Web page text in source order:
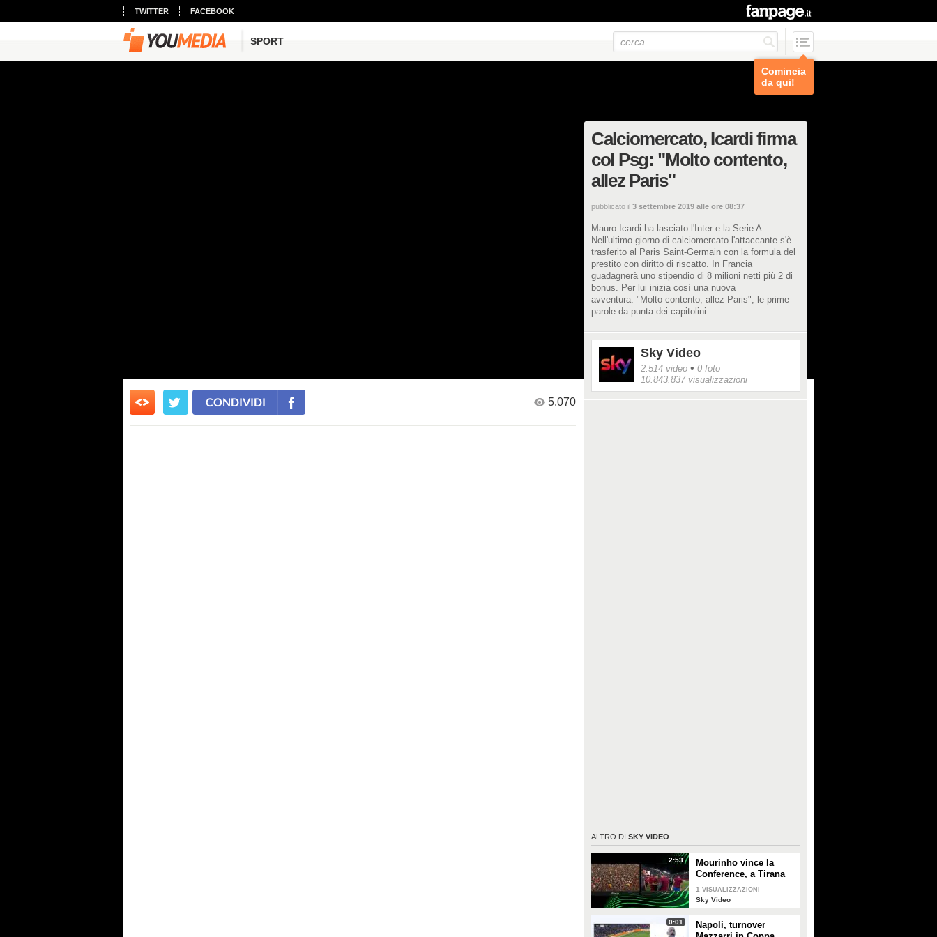
TWITTER FACEBOOK
SPORT
Comincia
da qui!
Calciomercato, Icardi firma
col Psg: "Molto contento,
allez Paris"
pubblicato il 3 settembre 2019 alle ore 08:37
Mauro Icardi ha lasciato l'Inter e la Serie A.
Nell'ultimo giorno di calciomercato l'attaccante s'è
trasferito al Paris Saint-Germain con la formula del
prestito con diritto di riscatto. In Francia
guadagnerà uno stipendio di 8 milioni netti più 2 di
bonus. Per lui inizia così una nuova
avventura: "Molto contento, allez Paris", le prime
parole da punta dei capitolini.
Sky Video
2.514 video • 0 foto
10.843.837 visualizzazioni
ALTRO DI SKY VIDEO
2:53
Mourinho vince la
Conference, a Tirana
risuona "Grazie Roma"
1 VISUALIZZAZIONI
Sky Video
0:01
Napoli, turnover
CONDIVIDI 5.070